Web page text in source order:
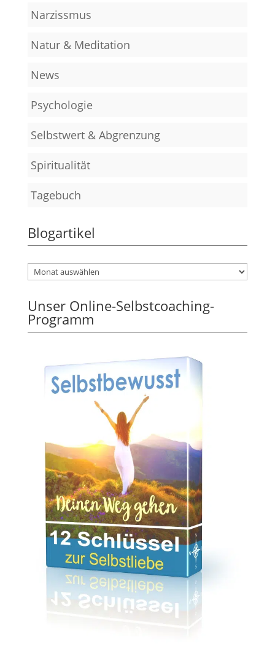
Narzissmus
Natur & Meditation
News
Psychologie
Selbstwert & Abgrenzung
Spiritualität
Tagebuch
Blogartikel
Unser Online-Selbstcoaching-
Programm